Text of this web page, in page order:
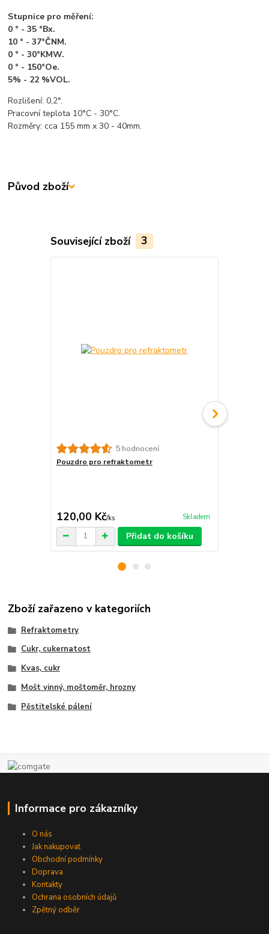
Stupnice pro měření:
0 ° - 35 °Bx.
10 ° - 37°ČNM.
0 ° - 30°KMW.
0 ° - 150°Oe.
5% - 22 %VOL.
Rozlišení: 0,2°.
Pracovní teplota 10°C - 30°C.
Rozměry: cca 155 mm x 30 - 40mm.
Původ zboží
Související zboží 3
5 hodnocení
Pouzdro pro refraktometr
120,00 Kč/ks Skladem
Přidat do košíku
Zboží zařazeno v kategoriích
Refraktometry
Cukr, cukernatost
Kvas, cukr
Mošt vinný, moštoměr, hrozny
Pěstitelské pálení
Informace pro zákazníky
O nás
Jak nakupovat
Obchodní podmínky
Doprava
Kontakty
Ochrana osobních údajů
Zpětný odběr